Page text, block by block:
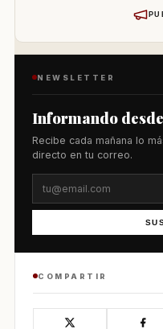
NEWSLETTER
Informando
Recibe cada mañana lo
directo en tu correo.
COMPARTIR